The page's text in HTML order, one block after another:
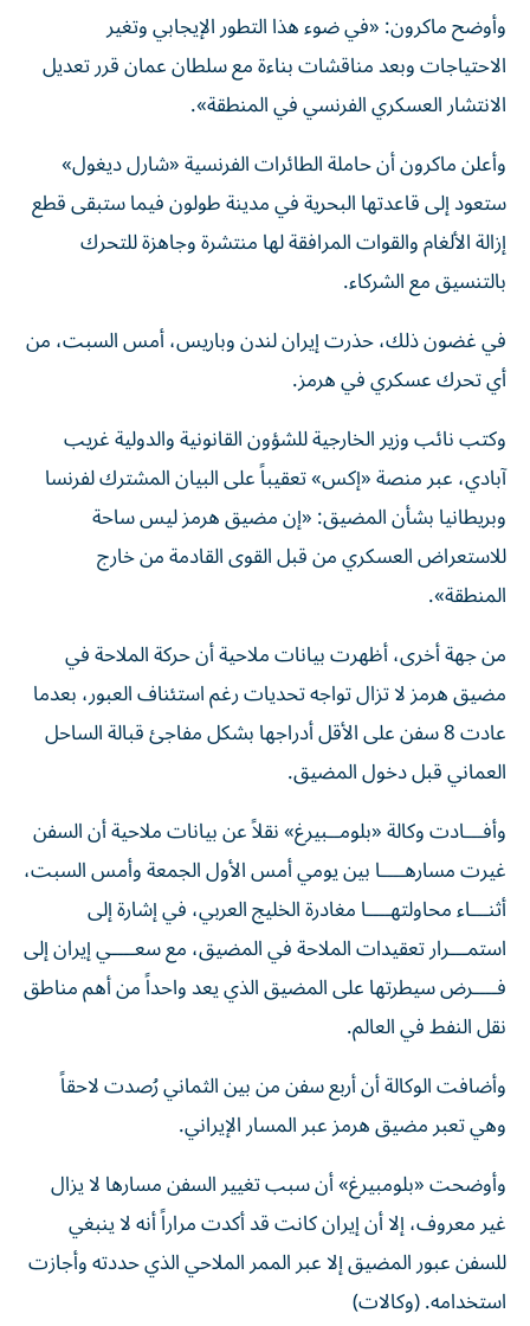
وأوضح ماكرون: «في ضوء هذا التطور الإيجابي وتغير
الاحتياجات وبعد مناقشات بناءة مع سلطان عمان قرر تعديل
الانتشار العسكري الفرنسي في المنطقة».
وأعلن ماكرون أن حاملة الطائرات الفرنسية «شارل ديغول»
ستعود إلى قاعدتها البحرية في مدينة طولون فيما ستبقى قطع
إزالة الألغام والقوات المرافقة لها منتشرة وجاهزة للتحرك
بالتنسيق مع الشركاء.
في غضون ذلك، حذرت إيران لندن وباريس، أمس السبت، من
أي تحرك عسكري في هرمز.
وكتب نائب وزير الخارجية للشؤون القانونية والدولية غريب
آبادي، عبر منصة «إكس» تعقيباً على البيان المشترك لفرنسا
وبريطانيا بشأن المضيق: «إن مضيق هرمز ليس ساحة
للاستعراض العسكري من قبل القوى القادمة من خارج
المنطقة».
من جهة أخرى، أظهرت بيانات ملاحية أن حركة الملاحة في
مضيق هرمز لا تزال تواجه تحديات رغم استئناف العبور، بعدما
عادت 8 سفن على الأقل أدراجها بشكل مفاجئ قبالة الساحل
العماني قبل دخول المضيق.
وأفـــادت وكالة «بلومــبيرغ» نقلاً عن بيانات ملاحية أن السفن
غيرت مسارهــــا بين يومي أمس الأول الجمعة وأمس السبت،
أثنـــاء محاولتهــــا مغادرة الخليج العربي، في إشارة إلى
استمـــرار تعقيدات الملاحة في المضيق، مع سعــــي إيران إلى
فــــرض سيطرتها على المضيق الذي يعد واحداً من أهم مناطق
نقل النفط في العالم.
وأضافت الوكالة أن أربع سفن من بين الثماني رُصدت لاحقاً
وهي تعبر مضيق هرمز عبر المسار الإيراني.
وأوضحت «بلومبيرغ» أن سبب تغيير السفن مسارها لا يزال
غير معروف، إلا أن إيران كانت قد أكدت مراراً أنه لا ينبغي
للسفن عبور المضيق إلا عبر الممر الملاحي الذي حددته وأجازت
استخدامه. (وكالات)